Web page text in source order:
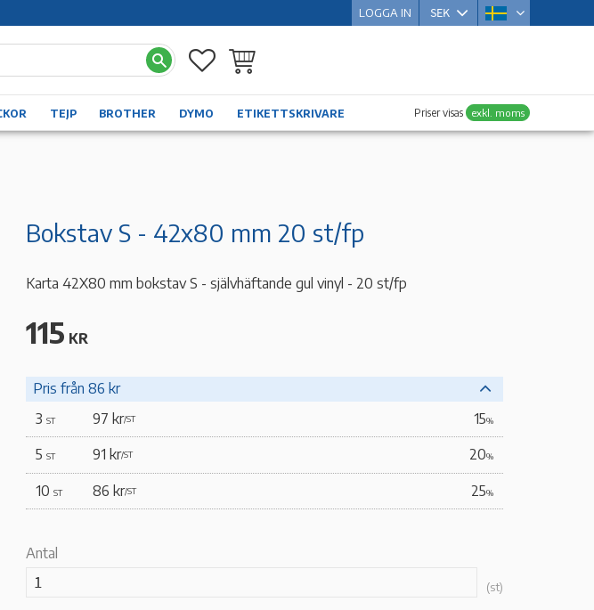
LOGGA IN
Favoriter
Kundvagn
TEJP BROTHER DYMO ETIKETTSKRIVARE Priser visas exkl. moms
Bokstav S - 42x80 mm 20 st/fp
Karta 42X80 mm bokstav S - självhäftande gul vinyl - 20 st/fp
115 KR
Pris från 86 kr
3 ST 97 kr/ST 15%
5 ST 91 kr/ST 20%
10 ST 86 kr/ST 25%
Antal
st